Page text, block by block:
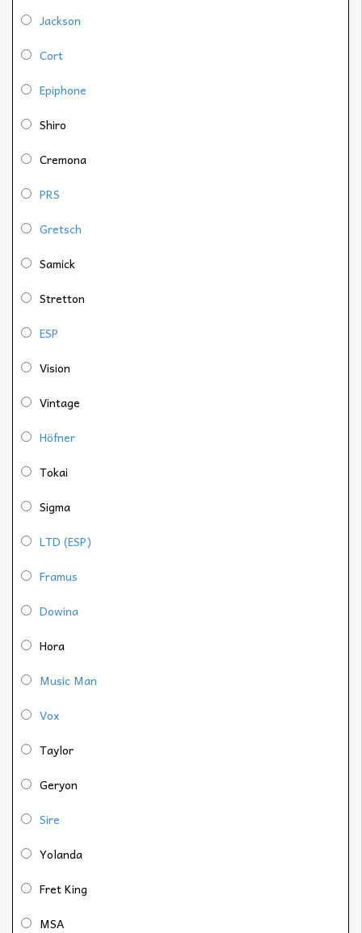
Jackson
Cort
Epiphone
Shiro
Cremona
PRS
Gretsch
Samick
Stretton
ESP
Vision
Vintage
Höfner
Tokai
Sigma
LTD (ESP)
Framus
Dowina
Hora
Music Man
Vox
Taylor
Geryon
Sire
Yolanda
Fret King
MSA